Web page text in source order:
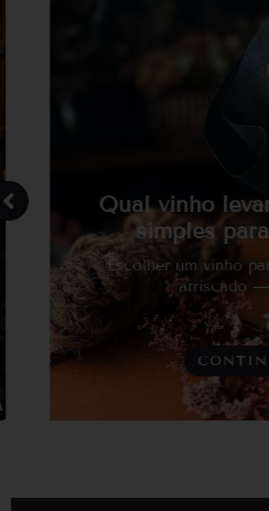
Qual vinho levar
simples para
Escolher um vinho para
arriscado —
CONTINUE